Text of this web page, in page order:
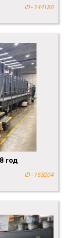
ID - 144180
год
ID - 155204